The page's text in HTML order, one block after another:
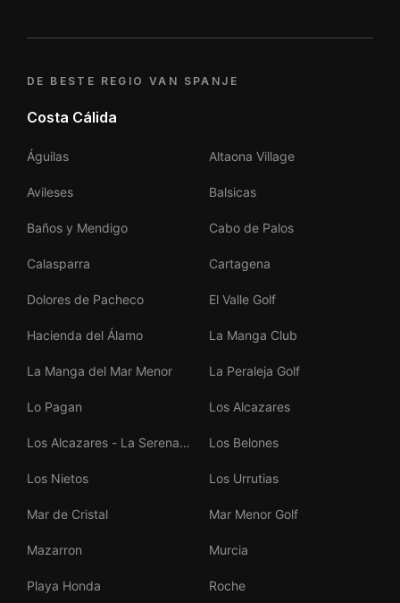
DE BESTE REGIO VAN SPANJE
Costa Cálida
Águilas Altaona Village
Avileses Balsicas
Baños y Mendigo Cabo de Palos
Calasparra Cartagena
Dolores de Pacheco El Valle Golf
Hacienda del Álamo La Manga Club
La Manga del Mar Menor La Peraleja Golf
Lo Pagan Los Alcazares
Los Alcazares - La Serena
Los Belones
Los Nietos Los Urrutias
Mar de Cristal Mar Menor Golf
Mazarron Murcia
Playa Honda Roche